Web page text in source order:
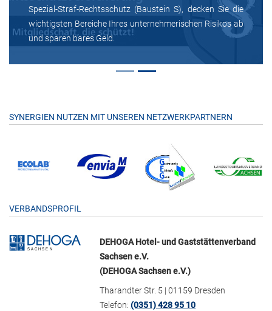
Spezial-Straf-Rechtsschutz (Baustein S), decken Sie die
wichtigsten Bereiche Ihres unternehmerischen Risikos ab
und sparen bares Geld.
SYNERGIEN NUTZEN MIT UNSEREN NETZWERKPARTNERN
VERBANDSPROFIL
DEHOGA Hotel- und Gaststättenverband
Sachsen e.V.
(DEHOGA Sachsen e.V.)
Tharandter Str. 5 | 01159 Dresden
Telefon:(0351) 428 95 10